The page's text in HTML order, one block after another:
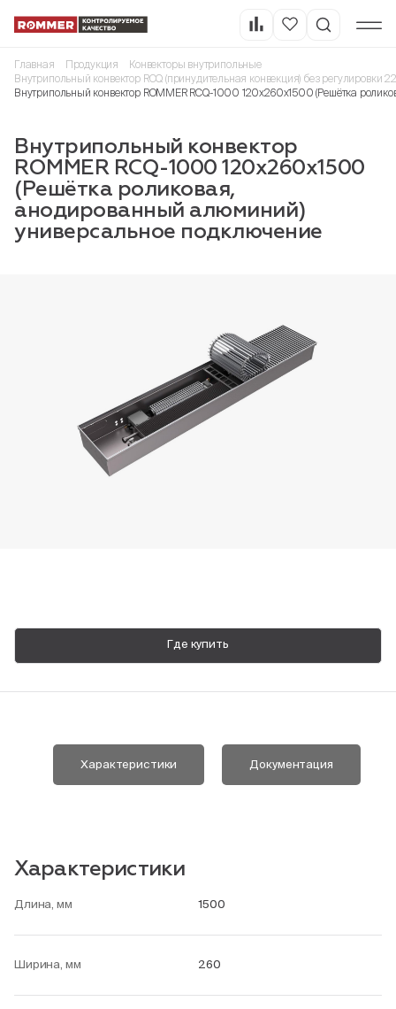
Пн-Пт, 9:00—18:00
Главная Продукция
Конвекторы внутрипольные
Внутрипольный конвектор RCQ (принудительная конвекция) без регулировки
Внутрипольный конвектор ROMMER RCQ-1000 120х260х1500 (Решётка
Внутрипольный конвектор
ROMMER RCQ-1000 120х260х1500
(Решётка роликовая,
анодированный алюминий)
универсальное подключение
Где купить
Характеристики Документация
Характеристики
Длина, мм 1500
Ширина, мм 260